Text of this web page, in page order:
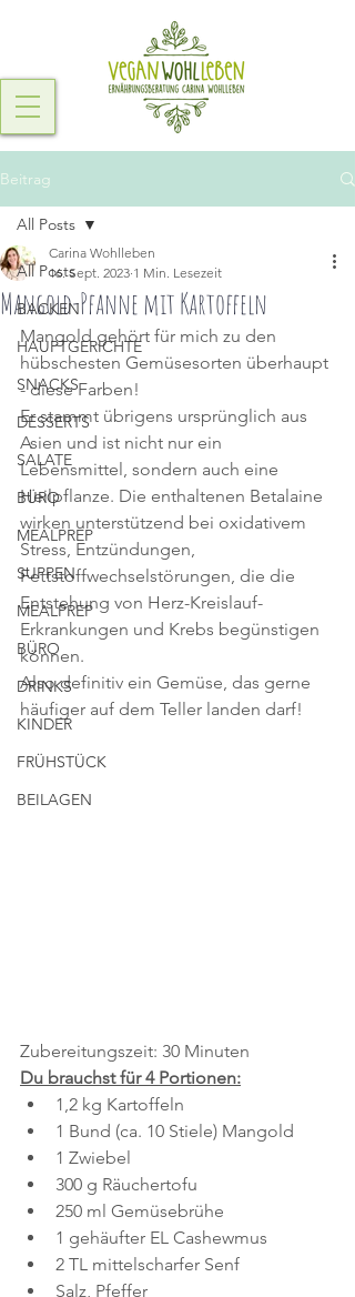
Beitrag
All Posts
BACKEN
HAUPTGERICHTE
SNACKS
DESSERTS
SALATE
BÜRO
MEALPREP
SUPPEN
MEALPREP
BÜRO
DRINKS
KINDER
FRÜHSTÜCK
BEILAGEN
All Posts
Mangold-Pfanne mit Kartoffeln
Carina Wohlleben
16. Sept. 2023 1 Min. Lesezeit
Mangold gehört für mich zu den
hübschesten Gemüsesorten überhaupt
- diese Farben!
Er stammt übrigens ursprünglich aus
Asien und ist nicht nur ein
Lebensmittel, sondern auch eine
Heilpflanze. Die enthaltenen Betalaine
wirken unterstützend bei oxidativem
Stress, Entzündungen,
Fettstoffwechselstörungen, die die
Entstehung von Herz-Kreislauf-
Erkrankungen und Krebs begünstigen
können.
Also definitiv ein Gemüse, das gerne
häufiger auf dem Teller landen darf!
Zubereitungszeit: 30 Minuten
Du brauchst für 4 Portionen:
1,2 kg Kartoffeln
1 Bund (ca. 10 Stiele) Mangold
1 Zwiebel
300 g Räuchertofu
250 ml Gemüsebrühe
1 gehäufter EL Cashewmus
2 TL mittelscharfer Senf
Salz, Pfeffer